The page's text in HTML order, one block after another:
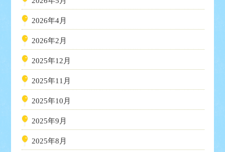
2026年4月
2026年2月
2025年12月
2025年11月
2025年10月
2025年9月
2025年8月